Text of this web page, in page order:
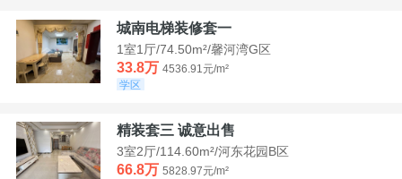
城南电梯装修套一
1室1厅/74.50m²/馨河湾G区
33.8万 4536.91元/m²
学区
精装套三 诚意出售
3室2厅/114.60m²/河东花园B区
66.8万 5828.97元/m²